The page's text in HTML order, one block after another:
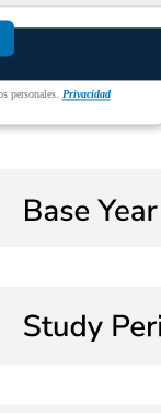
personales. Privacidad